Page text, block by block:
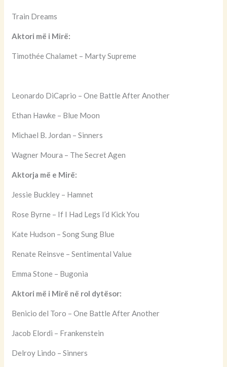
Train Dreams
Aktori më i Mirë:
Timothée Chalamet – Marty Supreme
Leonardo DiCaprio – One Battle After Another
Ethan Hawke – Blue Moon
Michael B. Jordan – Sinners
Wagner Moura – The Secret Agen
Aktorja më e Mirë:
Jessie Buckley – Hamnet
Rose Byrne – If I Had Legs I’d Kick You
Kate Hudson – Song Sung Blue
Renate Reinsve – Sentimental Value
Emma Stone – Bugonia
Aktori më i Mirë në rol dytësor:
Benicio del Toro – One Battle After Another
Jacob Elordi – Frankenstein
Delroy Lindo – Sinners